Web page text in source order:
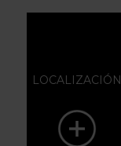
LOCALIZACIÓN